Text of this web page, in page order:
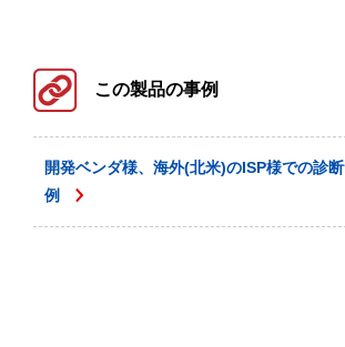
この製品の事例
開発ベンダ様、海外(北米)のISP様での診
例